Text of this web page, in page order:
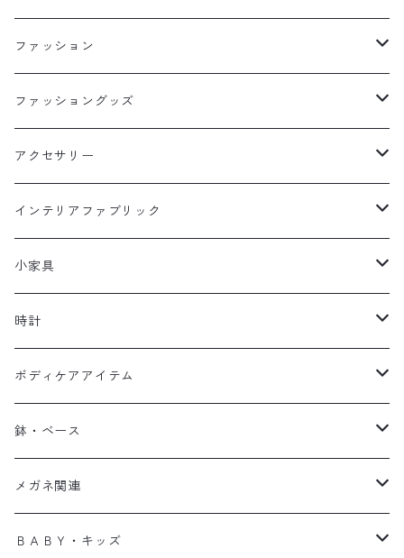
飯碗
丼
箸置
グラス
KINTO
ティーポット
マグ
コースター
作家さんもの
ティーポット・鍋敷き
木製アイテム
トレー
お椀
カトラリー
お箸
フォーク・スプーン
ディフューザー
スリッパ
オブジェ・ベル
DIY
フック
タオルバー
トレー
カゴ
ダストBOX
ティッシュケース
アートボード
ファッション
トップス
ボトム
ファッショングッズ
バッグ
リュック
ショルダー
サブ
ソックス
サンダル・靴
サンダル
ストール・マフラー
手袋・アームウォーマー
手袋
アームウォーマー
帽子
傘
ポーチ
アクセサリー
HARCH
ピアス
イヤリング
リング
バングル
イヤーカフ
インテリアファブリック
マルチカバー
ランチョンマット
マット・ラグ
ロング・キッチンマット
マット
エプロン
タオル
クッションカバー
小家具
ラック
傘立て
ミラー
収納カゴ
ゴミ箱
時計
壁掛け
アラーム・ベルクロック
ボディケアアイテム
ハンドクリーム
ソープ
ボディクリーム
鉢・ベース
鉢・ポット
花瓶・フラワーベース
メガネ関連
シニアグラス
ＢＡＢＹ・キッズ